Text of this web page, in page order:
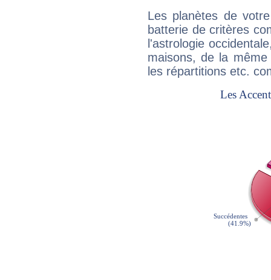
Les planètes de
batterie de critères
l'astrologie
maisons, de la
les répartitions etc.